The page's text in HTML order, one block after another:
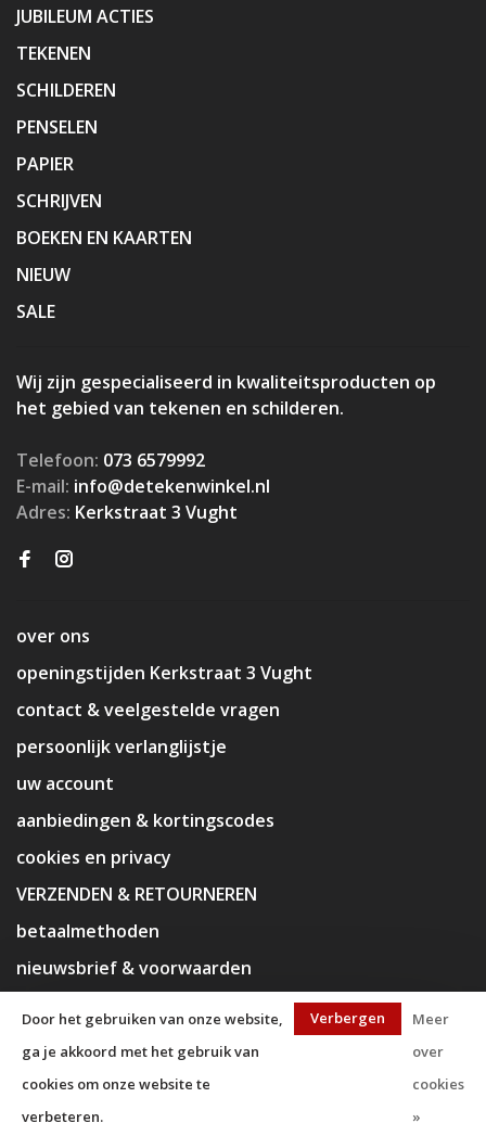
JUBILEUM ACTIES
TEKENEN
SCHILDEREN
PENSELEN
PAPIER
SCHRIJVEN
BOEKEN EN KAARTEN
NIEUW
SALE
Wij zijn gespecialiseerd in kwaliteitsproducten op
het gebied van tekenen en schilderen.
Telefoon: 073 6579992
E-mail: info@detekenwinkel.nl
Adres: Kerkstraat 3 Vught
over ons
openingstijden Kerkstraat 3 Vught
contact & veelgestelde vragen
persoonlijk verlanglijstje
uw account
aanbiedingen & kortingscodes
cookies en privacy
VERZENDEN & RETOURNEREN
betaalmethoden
nieuwsbrief & voorwaarden
Door het gebruiken van onze website,
ga je akkoord met het gebruik van
cookies om onze website te
verbeteren.
Verbergen
Meer
over
cookies
»